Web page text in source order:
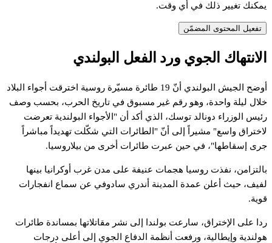
يمكنك تغيير ذلك في أي وقت.
تفعيل المحتوى المضمّن
الانتهاك الجوي ورد الفعل البولندي
أوضح الجيش البولندي أنّ 19 طائرة مسيّرة روسية اخترقت أجواء البلاد
خلال ليلة واحدة، وهو رقم غير مسبوق في تاريخ الحرب، بحسب وصف
رئيس الوزراء دونالد توسك، الذي أكد أن "الأجواء البولندية تعرضت
لاختراق واسع" مشيراً إلى أنّ "الطائرات التي شكّلت تهديداً مباشراً
جرى إسقاطها"، في حين عبرت طائرات أخرى من بيلاروسيا.
بالتزامن، نفذت روسيا هجمات عنيفة على مدن غرب أوكرانيا بينها
لفيف، حيث أعلن عمدة المدينة أندري سادوفي عن سماع انفجارات
قوية.
ردا على الإختراق، سارعت بولندا إلى نشر مقاتلاتها بمساندة طائرات
هولندية وإيطالية، ورفعت أنظمة الدفاع الجوي إلى أعلى درجات